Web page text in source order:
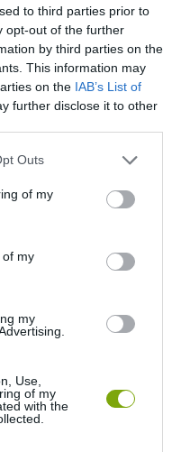
to third parties prior to
opt-out of the further
by third parties on the
This information may
on the IAB’s List of
further disclose it to other
one or more Google
You may click to
its third-party tags to
in below Google
Outs
of my
of my
my
Use,
of my
with the
alsó pikkelyeket sötétebb